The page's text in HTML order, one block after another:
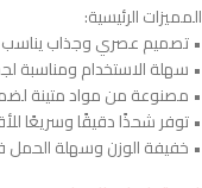
المميزات الرئيسية:
• تصميم عصري وجذاب يناسب
• سهلة الاستخدام ومناسبة
• مصنوعة من مواد متينة
• توفر شحذًا دقيقًا وسريعًا
• خفيفة الوزن وسهلة الحمل